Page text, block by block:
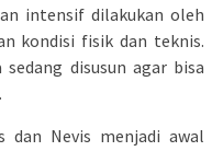
intensif dilakukan oleh
kondisi fisik dan teknis.
disusun agar bisa
dan Nevis menjadi awal